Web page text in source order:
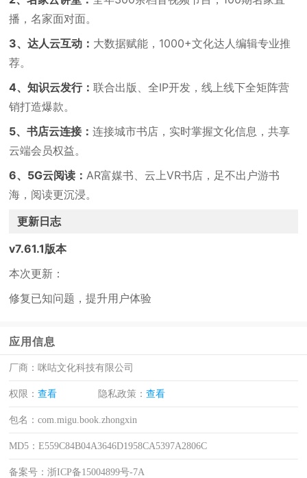
播，名家面对面。
3、达人云互动： 大数据赋能，1000+文化达人编辑专业推
荐。
4、知识云发行：联合出版、全IP开发，线上线下全矩阵营
销打造爆款。
5、书店云连接：连接城市书店，实时掌握文化信息，共享
云端会员权益。
6、5G云阅读：AR富媒书、云上VR书店，足不出户游书
海，阅读更沉浸。
更新日志
v7.61.1版本
本次更新：
修复已知问题，提升用户体验
应用信息
厂商：咪咕文化科技有限公司
权限：查看 隐私政策：查看
包名：com.migu.book.zhongxin
MD5：E559C84B04A3646D1958CA5397A2806C
备案号：浙ICP备15004899号-7A